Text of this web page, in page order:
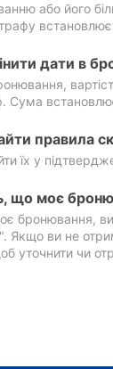
або його
дати в
Сума
правила
їх у
що моє
бронювання,
Якщо ви не
уточнити чи